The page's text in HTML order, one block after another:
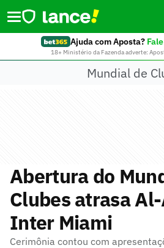
Ajuda com Aposta?
18+ Ministério da Fazenda adverte:
Mundial de
Abertura do
Clubes atrasa
Inter Miami
Cerimônia contou com